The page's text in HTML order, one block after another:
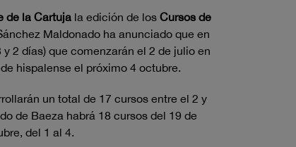
de la Cartuja la edición de los Cursos de
Maldonado ha anunciado que en
2 días) que comenzarán el 2 de julio en
hispalense el próximo 4 octubre.
un total de 17 cursos entre el 2 y
de Baeza habrá 18 cursos del 19 de
del 1 al 4.